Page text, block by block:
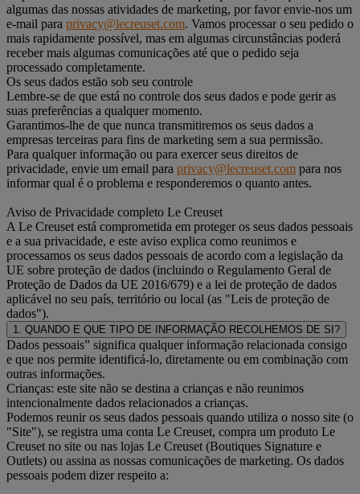
algumas das nossas atividades de marketing, por favor envie-nos um
e-mail para privacy@lecreuset.com. Vamos processar o seu pedido o
mais rapidamente possível, mas em algumas circunstâncias poderá
receber mais algumas comunicações até que o pedido seja
processado completamente.
Os seus dados estão sob seu controle
Lembre-se de que está no controle dos seus dados e pode gerir as
suas preferências a qualquer momento.
Garantimos-lhe de que nunca transmitiremos os seus dados a
empresas terceiras para fins de marketing sem a sua permissão.
Para qualquer informação ou para exercer seus direitos de
privacidade, envie um email para privacy@lecreuset.com para nos
informar qual é o problema e responderemos o quanto antes.
Aviso de Privacidade completo Le Creuset
A Le Creuset está comprometida em proteger os seus dados pessoais
e a sua privacidade, e este aviso explica como reunimos e
processamos os seus dados pessoais de acordo com a legislação da
UE sobre proteção de dados (incluindo o Regulamento Geral de
Proteção de Dados da UE 2016/679) e a lei de proteção de dados
aplicável no seu país, território ou local (as "Leis de proteção de
dados").
1. QUANDO E QUE TIPO DE INFORMAÇÃO RECOLHEMOS DE SI?
Dados pessoais” significa qualquer informação relacionada consigo
e que nos permite identificá-lo, diretamente ou em combinação com
outras informações.
Crianças: este site não se destina a crianças e não reunimos
intencionalmente dados relacionados a crianças.
Podemos reunir os seus dados pessoais quando utiliza o nosso site (o
"Site"), se registra uma conta Le Creuset, compra um produto Le
Creuset no site ou nas lojas Le Creuset (Boutiques Signature e
Outlets) ou assina as nossas comunicações de marketing. Os dados
pessoais podem dizer respeito a: